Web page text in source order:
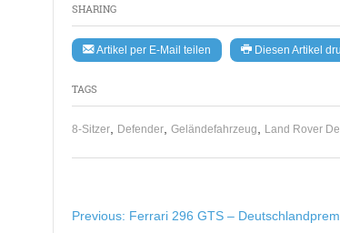
SHARING
Artikel per E-Mail teilen Diesen Artikel
TAGS
8-Sitzer, Defender, Geländefahrzeug Land Rover
Beitragsnavigation
Previous: Ferrari 296 GTS –